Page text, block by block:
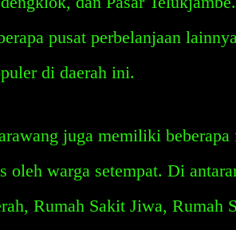
pusat perbelanjaan
di daerah ini.
juga memiliki beberapa
oleh warga setempat. Di
Rumah Sakit Jiwa, Rumah